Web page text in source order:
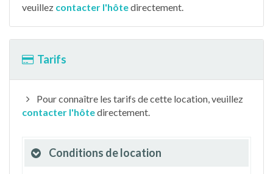
veuillez contacter l'hôtedirectement.
Tarifs
Pour connaître les tarifs de cette location, veuillez
contacter l'hôtedirectement.
Conditions de location